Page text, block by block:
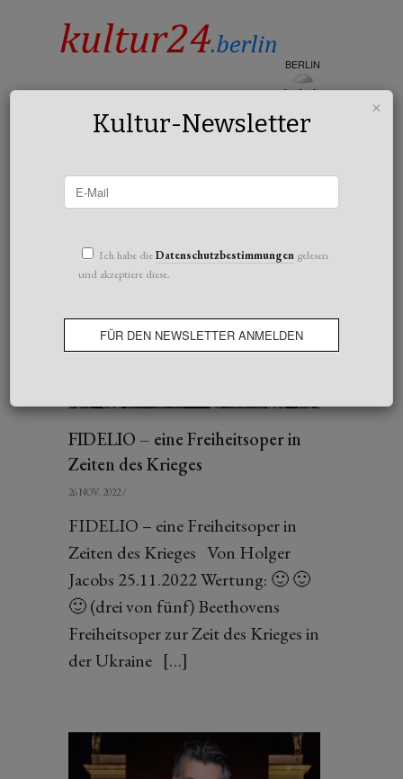
BERLIN
bedeckt
FIDELIO – eine Freiheitsoper in
Zeiten des Krieges
26 NOV. 2022 /
FIDELIO – eine Freiheitsoper in
Zeiten des Krieges Von Holger
Jacobs 25.11.2022 Wertung: 🙂 🙂
🙂 (drei von fünf) Beethovens
Freiheitsoper zur Zeit des Krieges in
der Ukraine […]
Kultur-Newsletter
Ich habe dieDatenschutzbestimmungengelesen
und akzeptiere diese.
×